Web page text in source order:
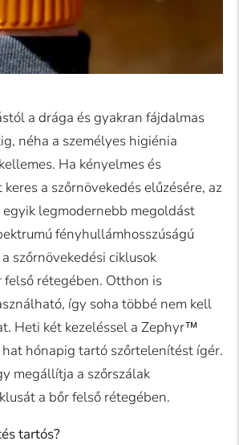
a drága és gyakran fájdalmas
néha a személyes higiénia
Ha kényelmes és
a szőrnövekedés elűzésére, az
egyik legmodernebb megoldást
fényhullámhosszúságú
szőrnövekedési ciklusok
felső rétegében. Otthon is
így soha többé nem kell
Heti két kezeléssel a Zephyr™
hat hónapig tartó szőrtelenítést ígér.
megállítja a szőrszálak
a bőr felső rétegében.
tartós?